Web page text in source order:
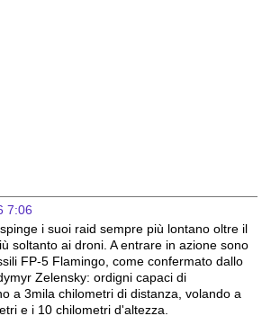
7:06
i suoi raid sempre più lontano oltre il
soltanto ai droni. A entrare in azione sono
FP-5 Flamingo, come confermato dallo
Zelensky: ordigni capaci di
a 3mila chilometri di distanza, volando a
e i 10 chilometri d'altezza.